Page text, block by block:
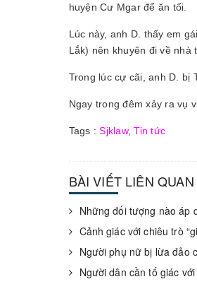
huyện Cư Mgar để ăn tối.
Lúc này, anh D. thấy em
Lắk) nên khuyên đi về nhà
Trong lúc cự cãi, anh D. bị
Ngay trong đêm xảy ra vụ
Tags :Sjklaw,Tin tức
BÀI VIẾT LIÊN QUAN
Những đối tượng nào áp
Cảnh giác với chiêu trò
Người phụ nữ bị lừa đảo
Người dân cần tố giác